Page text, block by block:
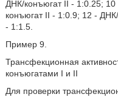
ДНК/конъюгат II - 1:0.25;
конъюгат II - 1:0.9; 12 -
- 1:1.5.
Пример 9.
Трансфекционная
конъюгатами I и II
Для проверки